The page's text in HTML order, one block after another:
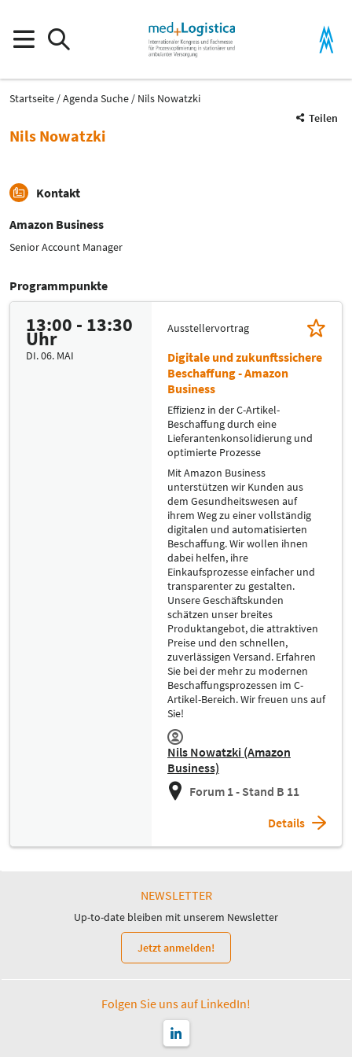
Startseite Agenda Suche
Nils Nowatzki
Teilen
Nils Nowatzki
Kontakt
Amazon Business
Senior Account Manager
Programmpunkte
13:00 - 13:30
Uhr
DI. 06. MAI
Ausstellervortrag
Digitale und zukunftssichere
Beschaffung - Amazon
Business
Effizienz in der C-Artikel-
Beschaffung durch eine
Lieferantenkonsolidierung und
optimierte Prozesse
Mit Amazon Business
unterstützen wir Kunden aus
dem Gesundheitswesen auf
ihrem Weg zu einer vollständig
digitalen und automatisierten
Beschaffung. Wir wollen ihnen
dabei helfen, ihre
Einkaufsprozesse einfacher und
transparenter zu gestalten.
Unsere Geschäftskunden
schätzen unser breites
Produktangebot, die attraktiven
Preise und den schnellen,
zuverlässigen Versand. Erfahren
Sie bei der mehr zu modernen
Beschaffungsprozessen im C-
Artikel-Bereich. Wir freuen uns auf
Sie!
Nils Nowatzki (Amazon
Business)
Forum 1 - Stand B 11
Details
NEWSLETTER
Up-to-date bleiben mit unserem Newsletter
Jetzt anmelden!
Folgen Sie uns auf LinkedIn!